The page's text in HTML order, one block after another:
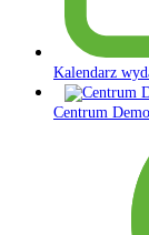
Kalendarz
Centrum